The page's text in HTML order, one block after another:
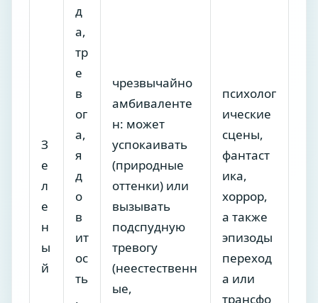
З
е
л
е
н
ы
й
д
а,
тр
е
в
ог
а,
я
д
о
в
ит
ос
ть
,
чрезвычайно
амбиваленте
н: может
успокаивать
(природные
оттенки) или
вызывать
подспудную
тревогу
(неестественн
ые,
психолог
ические
сцены,
фантаст
ика,
хоррор,
а также
эпизоды
переход
а или
трансфо